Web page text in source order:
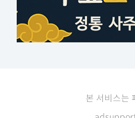
본 서비스는